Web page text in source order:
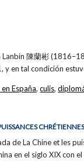
Lanbin 陳蘭彬
y en tal condición
en España,culis,
de La Chine et les
en el siglo XIX con